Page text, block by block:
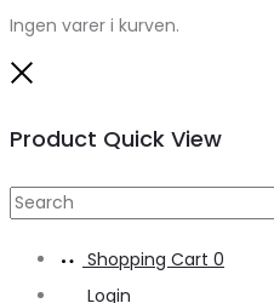
Ingen varer i kurven.
Product Quick View
Search
Shopping Cart 0
Login